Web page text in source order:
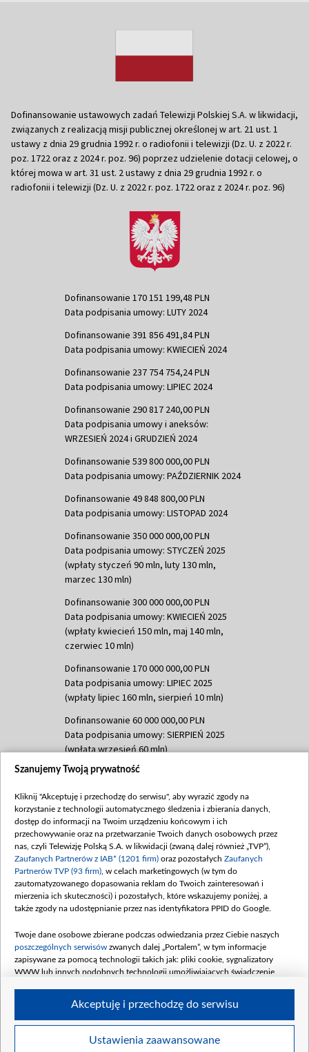
Dofinansowanie ustawowych zadań Telewizji Polskiej S.A. w likwidacji,
związanych z realizacją misji publicznej określonej w art. 21 ust. 1
ustawy z dnia 29 grudnia 1992 r. o radiofonii i telewizji (Dz. U. z 2022 r.
poz. 1722 oraz z 2024 r. poz. 96) poprzez udzielenie dotacji celowej, o
której mowa w art. 31 ust. 2 ustawy z dnia 29 grudnia 1992 r. o
radiofonii i telewizji (Dz. U. z 2022 r. poz. 1722 oraz z 2024 r. poz. 96)
Dofinansowanie 170 151 199,48 PLN
Data podpisania umowy: LUTY 2024
Dofinansowanie 391 856 491,84 PLN
Data podpisania umowy: KWIECIEŃ 2024
Dofinansowanie 237 754 754,24 PLN
Data podpisania umowy: LIPIEC 2024
Dofinansowanie 290 817 240,00 PLN
Data podpisania umowy i aneksów:
WRZESIEŃ 2024 i GRUDZIEŃ 2024
Dofinansowanie 539 800 000,00 PLN
Data podpisania umowy: PAŹDZIERNIK 2024
Dofinansowanie 49 848 800,00 PLN
Data podpisania umowy: LISTOPAD 2024
Dofinansowanie 350 000 000,00 PLN
Data podpisania umowy: STYCZEŃ 2025
(wpłaty styczeń 90 mln, luty 130 mln,
marzec 130 mln)
Dofinansowanie 300 000 000,00 PLN
Data podpisania umowy: KWIECIEŃ 2025
(wpłaty kwiecień 150 mln, maj 140 mln,
czerwiec 10 mln)
Dofinansowanie 170 000 000,00 PLN
Data podpisania umowy: LIPIEC 2025
(wpłaty lipiec 160 mln, sierpień 10 mln)
Dofinansowanie 60 000 000,00 PLN
Data podpisania umowy: SIERPIEŃ 2025
(wpłata wrzesień 60 mln)
Dofinansowanie 635 783 051,21 PLN
(wpłata wrzesień 100 mln, październik 350
mln, listopad 265 mln)
Dofinansowanie 48 862 000,00 PLN
Data podpisania umowy: GRUDZIEŃ 2025
(wpłata grudzień 60,548 mln)
Dofinansowanie 900 000 000,00 PLN
Data podpisania umowy: LUTY 2026 (wpłata
kwiecień 180 mln, 7 maja 180 mln, 8
czerwca 90 mln)
Dofinansowanie 250 000 000,00 PLN
4 sierpnia 250 mln
Szanujemy Twoją prywatność
Kliknij "Akceptuję i przechodzę do serwisu", aby wyrazić zgody na
korzystanie z technologii automatycznego śledzenia i zbierania danych,
dostęp do informacji na Twoim urządzeniu końcowym i ich
przechowywanie oraz na przetwarzanie Twoich danych osobowych przez
nas, czyli Telewizję Polską S.A. w likwidacji (zwaną dalej również „TVP”),
Zaufanych Partnerów z IAB* (1201 firm) oraz pozostałych Zaufanych
Partnerów TVP (93 firm) , w celach marketingowych (w tym do
zautomatyzowanego dopasowania reklam do Twoich zainteresowań i
mierzenia ich skuteczności) i pozostałych, które wskazujemy poniżej, a
także zgody na udostępnianie przez nas identyfikatora PPID do Google.
Twoje dane osobowe zbierane podczas odwiedzania przez Ciebie naszych
poszczególnych serwisów zwanych dalej „Portalem”, w tym informacje
zapisywane za pomocą technologii takich jak: pliki cookie, sygnalizatory
WWW lub innych podobnych technologii umożliwiających świadczenie
Twoje dane osobowe zbierane podczas odwiedzania przez Ciebie
Ustawienia zaawansowane
Akceptuję i przechodzę do serwisu